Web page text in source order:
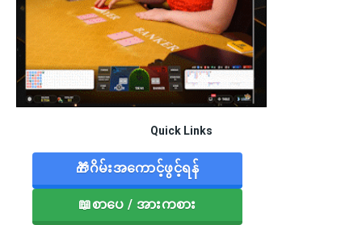
Quick Links
🎁ဂိမ်းအကောင့်ဖွင့်ရန်
📖စာပေ / အားကစား